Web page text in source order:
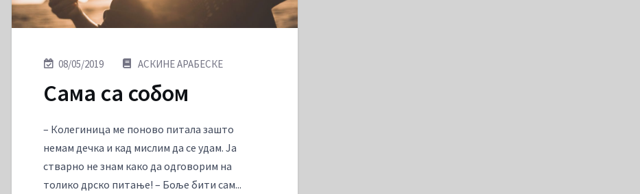
08/05/2019 АСКИНЕ АРАБЕСКЕ
Сама са собом
– Колегиница ме поново питала зашто
немам дечка и кад мислим да се удам. Ја
стварно не знам како да одговорим на
толико дрско питање! – Боље бити сам...